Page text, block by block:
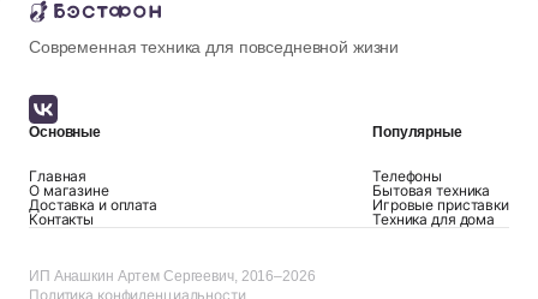
Современная техника для повседневной жизни
Основные
Главная
О магазине
Доставка и оплата
Контакты
Популярные
Телефоны
Бытовая техника
Игровые приставки
Техника для дома
ИП Анашкин Артем Сергеевич, 2016–2026
Политика конфиденциальности